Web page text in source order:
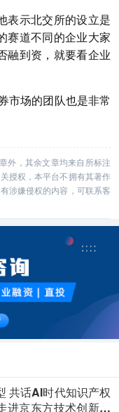
表示北交所的设立是
赛道不同的企业大家
融到资，就要看企业
市场的团队也是非常
外，其余文章均来自所标注
授权，本平台不拥有其著作
涉嫌侵权的内容，可联系客
共话AI时代知识产权
京东方技术创新中